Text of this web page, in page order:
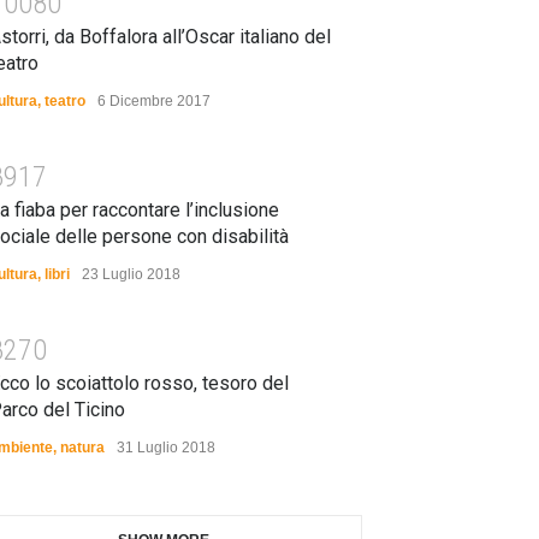
da Boffalora all’Oscar italiano del
, teatro 6 Dicembre 2017
fiaba per raccontare l’inclusione
delle persone con disabilità
, libri 23 Luglio 2018
lo scoiattolo rosso, tesoro del
del Ticino
, natura 31 Luglio 2018